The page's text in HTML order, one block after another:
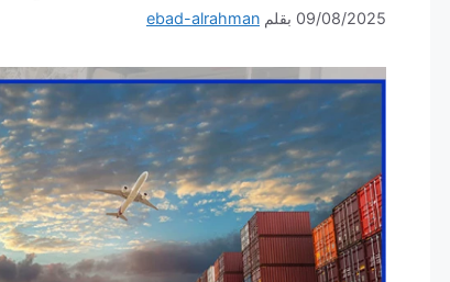
09/08/2025 بقلم ebad-alrahman